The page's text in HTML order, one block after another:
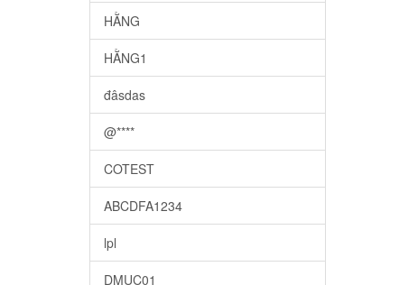
HẰNG
HẰNG1
đâsdas
@****
COTEST
ABCDFA1234
lpl
DMUC01